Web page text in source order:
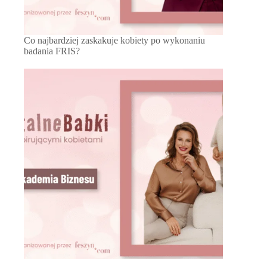
Co najbardziej zaskakuje kobiety po wykonaniu
badania FRIS?